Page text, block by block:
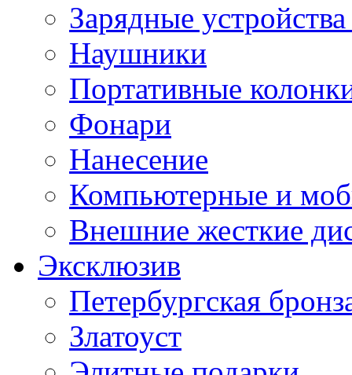
Зарядные
Наушники
Портативные
Фонари
Нанесение
Компьютерные и
Внешние жесткие
Эксклюзив
Петербургская
Златоуст